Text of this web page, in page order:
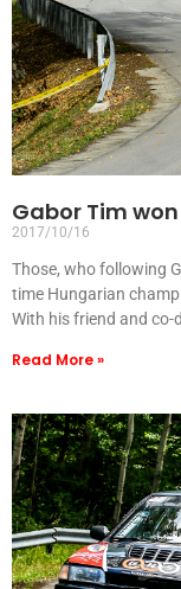
Gabor Tim
2017/10/16
Those, who following
time Hungarian
With his friend and co-
Read More »